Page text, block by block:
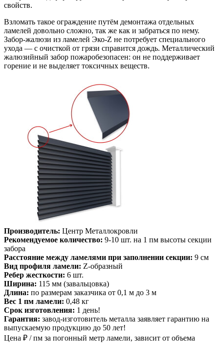
свойств.
Взломать такое ограждение путём демонтажа отдельных
ламелей довольно сложно, так же как и забраться по нему.
Забор-жалюзи из ламелей Эко-Z не потребует специального
ухода — с очисткой от грязи справится дождь. Металлический
жалюзийный забор пожаробезопасен: он не поддерживает
горение и не выделяет токсичных веществ.
Производитель: Центр Металлокровли
Рекомендуемое количество: 9-10 шт. на 1 пм высоты секции
забора
Расстояние между ламелями при заполнении секции: 9 см
Вид профиля ламели: Z-образный
Ребер жесткости: 6 шт.
Ширина: 115 мм (завальцовка)
Длина: по размерам заказчика от 0,1 м до 3 м
Вес 1 пм ламели: 0,48 кг
Срок изготовления: 1 день!
Гарантия: завод-изготовитель металла заявляет гарантию на
выпускаемую продукцию до 50 лет!
Цена ₽ / пм за погонный метр ламели, зависит от объема